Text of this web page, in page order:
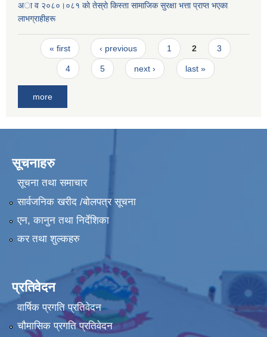
अा व २०८०।०८१ काे तेस्राे किस्ता सामाजिक सुरक्षा भत्ता प्राप्त भएका
लाभग्राहीहरू
Pages
« first ‹ previous 1 2 3
4 5 next › last »
more
सूचनाहरु
सूचना तथा समाचार
सार्वजनिक खरीद /बोलपत्र सूचना
एन, कानुन तथा निर्देशिका
कर तथा शुल्कहरु
प्रतिवेदन
वार्षिक प्रगति प्रतिवेदन
चौमासिक प्रगति प्रतिवेदन